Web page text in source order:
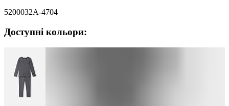
5200032A-4704
Доступні кольори: